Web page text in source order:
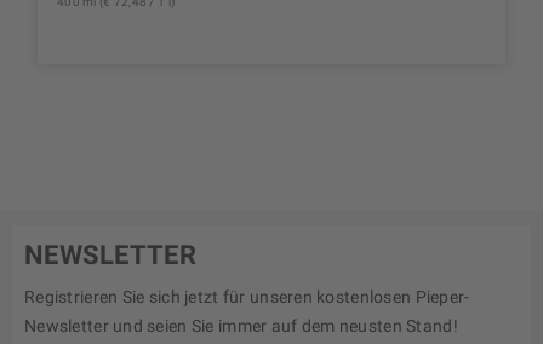
NEWSLETTER
Registrieren Sie sich jetzt für unseren kostenlosen Pieper-
Newsletter und seien Sie immer auf dem neusten Stand!